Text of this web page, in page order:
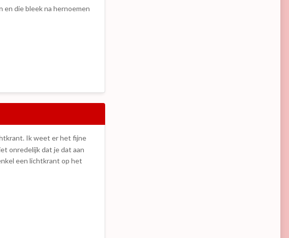
en die bleek na hernoemen
Ik weet er het fijne
onredelijk dat je dat aan
een lichtkrant op het